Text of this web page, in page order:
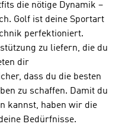
die nötige Dynamik –
Golf ist deine Sportart
perfektioniert.
zu liefern, die du
dir
dass du die besten
zu schaffen. Damit du
kannst, haben wir die
Bedürfnisse.